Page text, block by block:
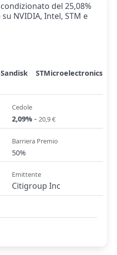
del 25,08%
NVIDIA, Intel, STM e
Sandisk
STMicroelectronics
Cedole
2,09% - 20,9 €
Barriera Premio
50%
Emittente
Citigroup Inc